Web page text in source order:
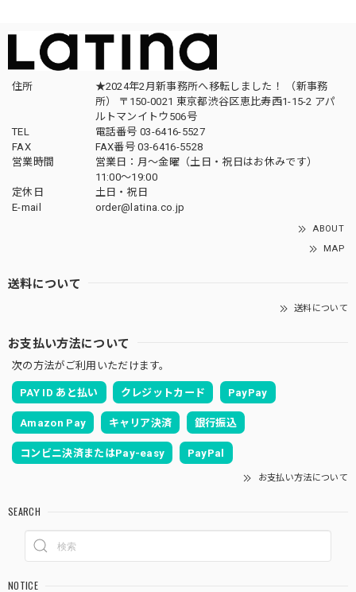
住所
★2024年2月新事務所へ移転しました！ （新事務
所） 〒150-0021 東京都渋谷区恵比寿西1-15-2 アパ
ルトマンイトウ506号
TEL
電話番号 03-6416-5527
FAX
FAX番号 03-6416-5528
営業時間
営業日：月〜金曜（土日・祝日はお休みです）
11:00〜19:00
定休日
土日・祝日
E-mail
order@latina.co.jp
ABOUT
MAP
送料について
送料について
お支払い方法について
次の方法がご利用いただけます。
PAY ID あと払い クレジットカード PayPay
Amazon Pay キャリア決済 銀行振込
コンビニ決済またはPay-easy PayPal
お支払い方法について
SEARCH
NOTICE